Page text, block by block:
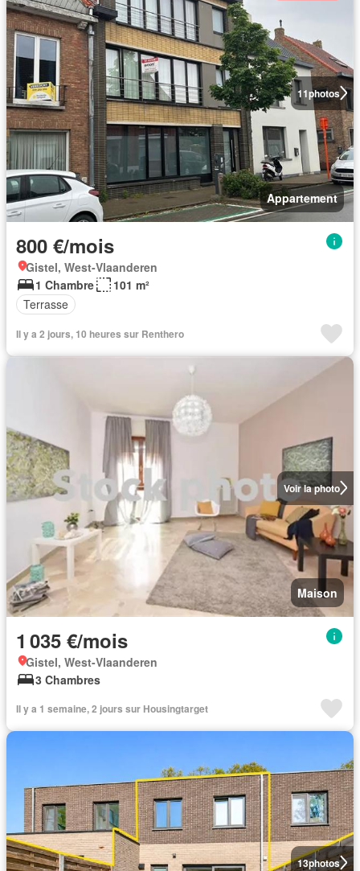
11photos
Appartement
800 €/mois
Gistel, West-Vlaanderen
1 Chambre
101 m²
Terrasse
Il y a 2 jours, 10 heures sur Renthero
Voir la photo
Maison
1 035 €/mois
Gistel, West-Vlaanderen
3 Chambres
Il y a 1 semaine, 2 jours sur Housingtarget
13photos